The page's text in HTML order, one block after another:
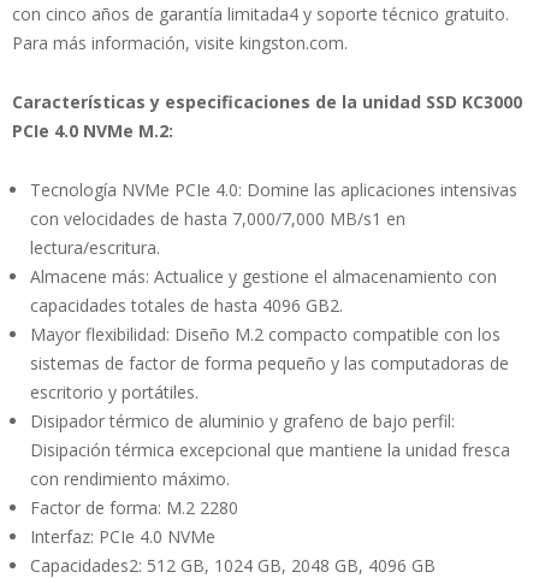
con cinco años de garantía limitada4 y soporte técnico gratuito.
Para más información, visite kingston.com.
Características y especificaciones de la unidad SSD KC3000
PCIe 4.0 NVMe M.2:
Tecnología NVMe PCIe 4.0: Domine las aplicaciones intensivas
con velocidades de hasta 7,000/7,000 MB/s1 en
lectura/escritura.
Almacene más: Actualice y gestione el almacenamiento con
capacidades totales de hasta 4096 GB2.
Mayor flexibilidad: Diseño M.2 compacto compatible con los
sistemas de factor de forma pequeño y las computadoras de
escritorio y portátiles.
Disipador térmico de aluminio y grafeno de bajo perfil:
Disipación térmica excepcional que mantiene la unidad fresca
con rendimiento máximo.
Factor de forma: M.2 2280
Interfaz: PCIe 4.0 NVMe
Capacidades2: 512 GB, 1024 GB, 2048 GB, 4096 GB